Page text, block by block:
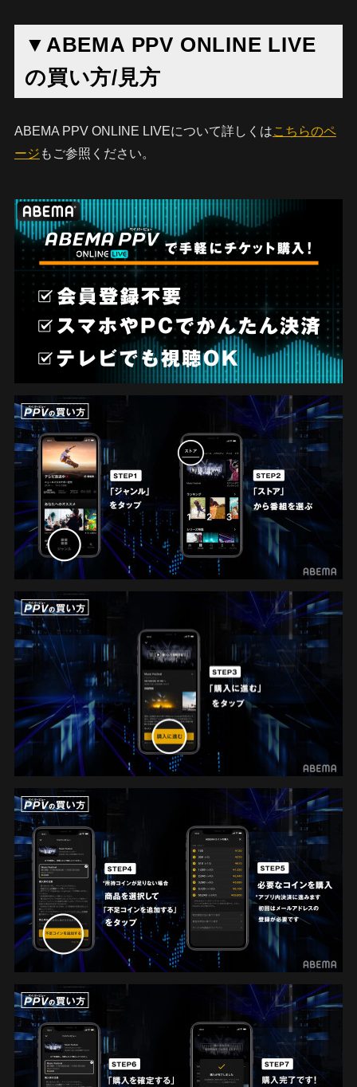
▼ABEMA PPV ONLINE LIVE
の買い方/見方
ABEMA PPV ONLINE LIVEについて詳しくはこちらのペ
ージ もご参照ください。